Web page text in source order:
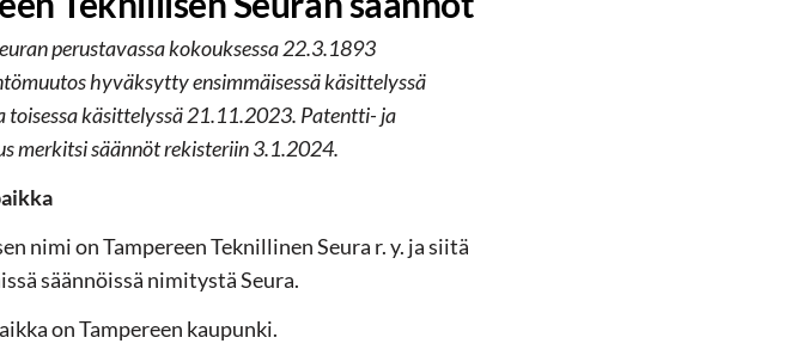
perustavassa kokouksessa 22.3.1893
hyväksytty ensimmäisessä käsittelyssä
käsittelyssä 21.11.2023. Patentti- ja
merkitsi säännöt rekisteriin 3.1.2024.
nimi on Tampereen Teknillinen Seura r. y. ja siitä
säännöissä nimitystä Seura.
on Tampereen kaupunki.